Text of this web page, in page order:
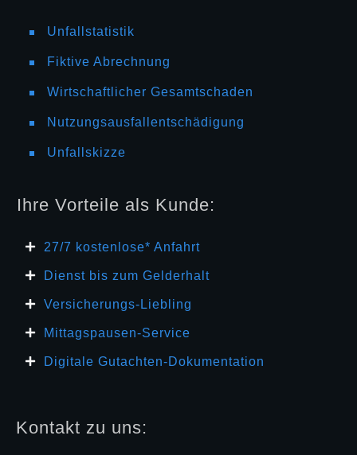
Unfallstatistik
Fiktive Abrechnung
Wirtschaftlicher Gesamtschaden
Nutzungsausfallentschädigung
Unfallskizze
Ihre Vorteile als Kunde:
27/7 kosten lose* Anfahrt
Dienst bis zum Gelderhalt
Versicherungs-Liebling
Mittagspausen-Service
Digitale Gutachten-Dokumentation
Kontakt zu uns: